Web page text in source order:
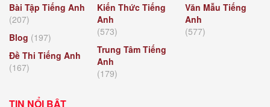
Bài Tập Tiếng Anh
(207)
Blog (197)
Đề Thi Tiếng Anh
(167)
Kiến Thức Tiếng
Anh
(573)
Trung Tâm Tiếng
Anh
(179)
Văn Mẫu Tiếng
Anh
(577)
TIN NỔI BẬT